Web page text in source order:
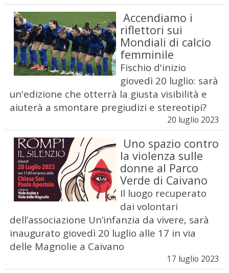
Accendiamo i
riflettori sui
Mondiali di calcio
femminile
Fischio d'inizio
giovedì 20 luglio: sarà
un'edizione che otterrà la giusta visibilità e
aiuterà a smontare pregiudizi e stereotipi?
20 luglio 2023
Uno spazio contro
la violenza sulle
donne al Parco
Verde di Caivano
Il luogo recuperato
dai volontari
dell’associazione Un’infanzia da vivere, sarà
inaugurato giovedì 20 luglio alle 17 in via
delle Magnolie a Caivano
17 luglio 2023